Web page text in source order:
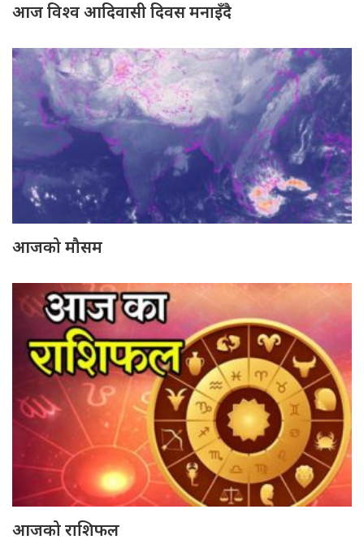
आज विश्व आदिवासी दिवस मनाइँदै
आजको मौसम
आजको राशिफल